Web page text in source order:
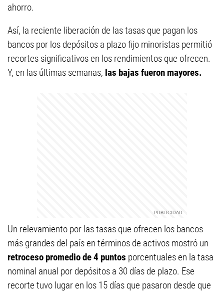
ahorro.
Así, la reciente liberación de las tasas que pagan los
bancos por los depósitos a plazo fijo minoristas permitió
recortes significativos en los rendimientos que ofrecen.
Y, en las últimas semanas, las bajas fueron mayores.
Un relevamiento por las tasas que ofrecen los bancos
más grandes del país en términos de activos mostró un
retroceso promedio de 4 puntos porcentuales en la tasa
nominal anual por depósitos a 30 días de plazo. Ese
recorte tuvo lugar en los 15 días que pasaron desde que